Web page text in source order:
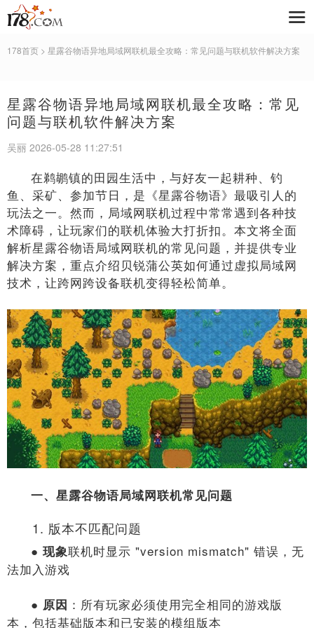
178首页 > 星露谷物语异地局域网联机最全攻略：常见问题与联机软件解决方案
星露谷物语异地局域网联机最全攻略：常见
问题与联机软件解决方案
吴丽 2026-05-28 11:27:51
在鹈鹕镇的田园生活中，与好友一起耕种、钓
鱼、采矿、参加节日，是《星露谷物语》最吸引人的
玩法之一。然而，局域网联机过程中常常遇到各种技
术障碍，让玩家们的联机体验大打折扣。本文将全面
解析星露谷物语局域网联机的常见问题，并提供专业
解决方案，重点介绍贝锐蒲公英如何通过虚拟局域网
技术，让跨网跨设备联机变得轻松简单。
一、星露谷物语局域网联机常见问题
1. 版本不匹配问题
● 现象联机时显示 "version mismatch" 错误，无
法加入游戏
● 原因 ：所有玩家必须使用完全相同的游戏版
本，包括基础版本和已安装的模组版本